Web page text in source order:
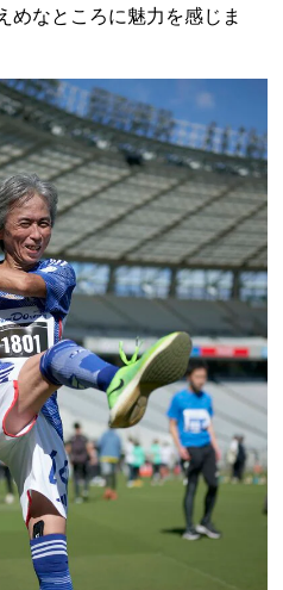
めなところに魅力を感じま